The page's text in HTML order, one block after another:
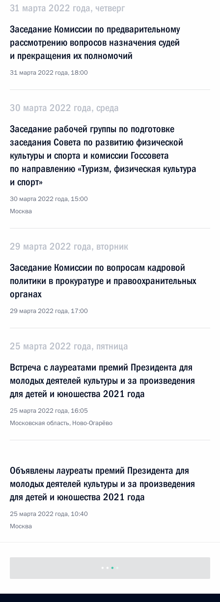
31 марта 2022 года, четверг
Заседание Комиссии по предварительному
рассмотрению вопросов назначения судей
и прекращения их полномочий
31 марта 2022 года, 18:00
30 марта 2022 года, среда
Заседание рабочей группы по подготовке
заседания Совета по развитию физической
культуры и спорта и комиссии Госсовета
по направлению «Туризм, физическая культура
и спорт»
30 марта 2022 года, 15:00
Москва
29 марта 2022 года, вторник
Заседание Комиссии по вопросам кадровой
политики в прокуратуре и правоохранительных
органах
29 марта 2022 года, 17:00
25 марта 2022 года, пятница
Встреча с лауреатами премий Президента для
молодых деятелей культуры и за произведения
для детей и юношества 2021 года
25 марта 2022 года, 16:05
Московская область, Ново-Огарёво
Объявлены лауреаты премий Президента для
молодых деятелей культуры и за произведения
для детей и юношества 2021 года
25 марта 2022 года, 10:40
Москва